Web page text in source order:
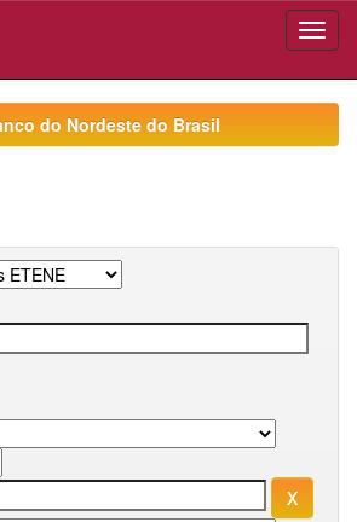
do Nordeste do Brasil